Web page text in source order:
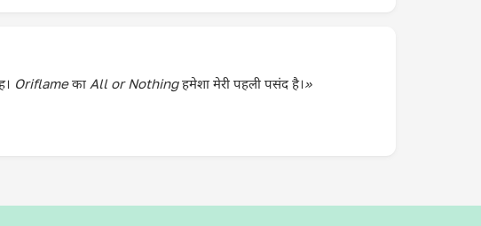
Oriflame का All or Nothing हमेशा मेरी पहली पसंद है।»